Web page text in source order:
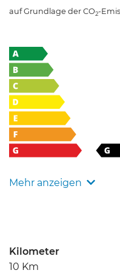
auf Grundlage der CO2-
Mehr anzeigen
Kilometer
10 Km